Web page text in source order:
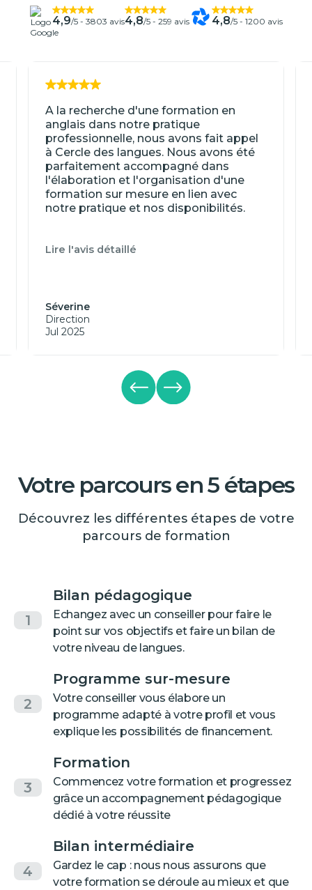
4,9/5 - 3803 avis4,8/5 - 259 avis 4,8/5 - 1200 avis
A la recherche d'une formation en
anglais dans notre pratique
professionnelle, nous avons fait appel
à Cercle des langues. Nous avons été
parfaitement accompagné dans
l'élaboration et l'organisation d'une
formation sur mesure en lien avec
notre pratique et nos disponibilités.
Lire l'avis détaillé
Séverine
Direction
Jul 2025
Votre parcours en 5 étapes
Découvrez les différentes étapes de votre
parcours de formation
1
Bilan pédagogique
Echangez avec un conseiller pour faire le
point sur vos objectifs et faire un bilan de
votre niveau de langues.
2
Programme sur-mesure
Votre conseiller vous élabore un
programme adapté à votre profil et vous
explique les possibilités de financement.
3
Formation
Commencez votre formation et progressez
grâce un accompagnement pédagogique
dédié à votre réussite
4
Bilan intermédiaire
Gardez le cap : nous nous assurons que
votre formation se déroule au mieux et que